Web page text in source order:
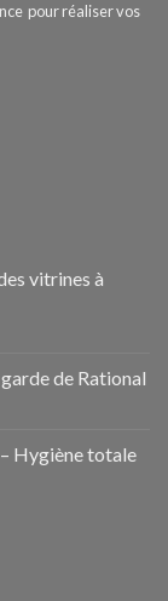
pour réaliser vos
vitrines à
de Rational
Hygiène totale